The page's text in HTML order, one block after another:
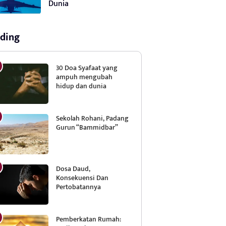
Dunia
30 Doa Syafaat yang
ampuh mengubah
hidup dan dunia
Sekolah Rohani, Padang
Gurun “Bammidbar”
Dosa Daud,
Konsekuensi Dan
Pertobatannya
Pemberkatan Rumah: